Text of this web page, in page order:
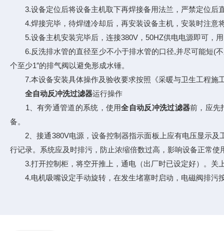
3.设备定位后将设备主机取下再焊接备用法兰，严禁定位后
4.焊接完毕，待焊缝冷却后，再安装设备主机，安装时注意
5.设备主机安装完毕后，连接380V，50HZ供电电源即可，用
6.反洗排水管的直径至少不小于排水管的口径,并尽可能短(不
个至少1″的排气阀以避免形成水锤。
7.本设备安装具体操作及验收要求按照《采暖与卫生工程施
全自动反冲洗过滤器运行操作
1、有旁通管道的系统，使用全自动反冲洗过滤器前，应先
备。
2、接通380V电源，设备控制器指示面板上应有电压显示及
行记录。系统应及时排污，防止浓缩倍数过高，影响设备正常使
3.打开控制柜，将空开推上，通电（出厂时已设定好）。关
4.电机吸嘴设定手动旋转，在发生堵塞时启动，电磁阀排污